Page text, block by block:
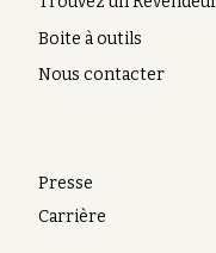
Boite à outils
Nous contacter
Presse
Carrière